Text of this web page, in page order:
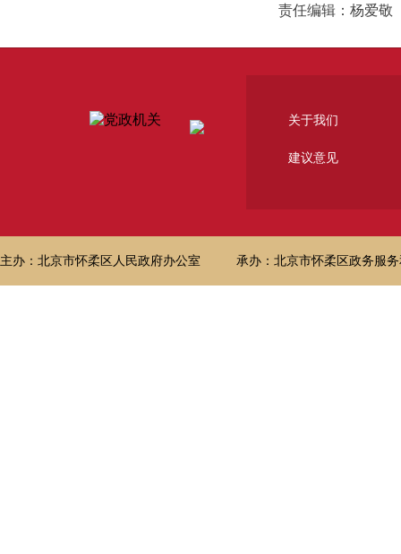
责任编辑：杨爱敬
关于我们
建议意见
主办：北京市怀柔区人民政府办公室 承办：北京市怀柔区政务服